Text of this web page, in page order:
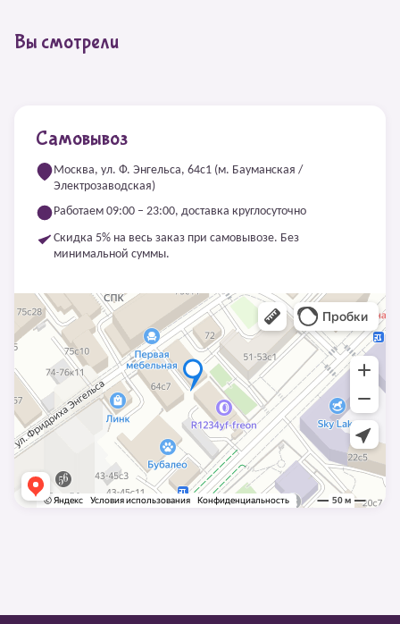
Вы смотрели
Самовывоз
Москва, ул. Ф. Энгельса, 64с1 (м. Бауманская /
Электрозаводская)
Работаем 09:00 – 23:00, доставка круглосуточно
Скидка 5% на весь заказ при самовывозе. Без
минимальной суммы.